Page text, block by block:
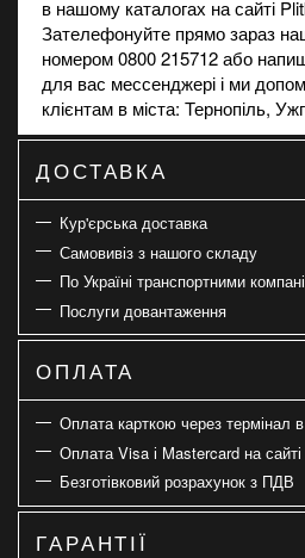
в нашому каталогах на сайті
Зателефонуйте прямо зараз
номером 0800 215712 або
для вас мессенджері і ми
клієнтам в міста: Тернопіль,
ДОСТАВКА
Кур'єрська доставка
Самовивіз з нашого складу
По Україні транспортними
Послуги довантаження
ОПЛАТА
Оплата карткою через термінал
Оплата Visa і Mastercard на сайті
Безготівковий розрахунок з ПДВ
ГАРАНТІЇ